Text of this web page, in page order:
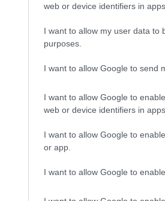
web or device identifiers in apps.
I want to allow my user data to
purposes.
I want to allow Google to send
I want to allow Google to
web or device identifiers in apps.
I want to allow Google to
or app.
I want to allow Google to
A Honor X30i egy 4000 mAh-s
ezüst, arany és fekete árnyalatokban
További friss Telefongurus hírek erre!
A cikkhez kapcsolódó linkek: